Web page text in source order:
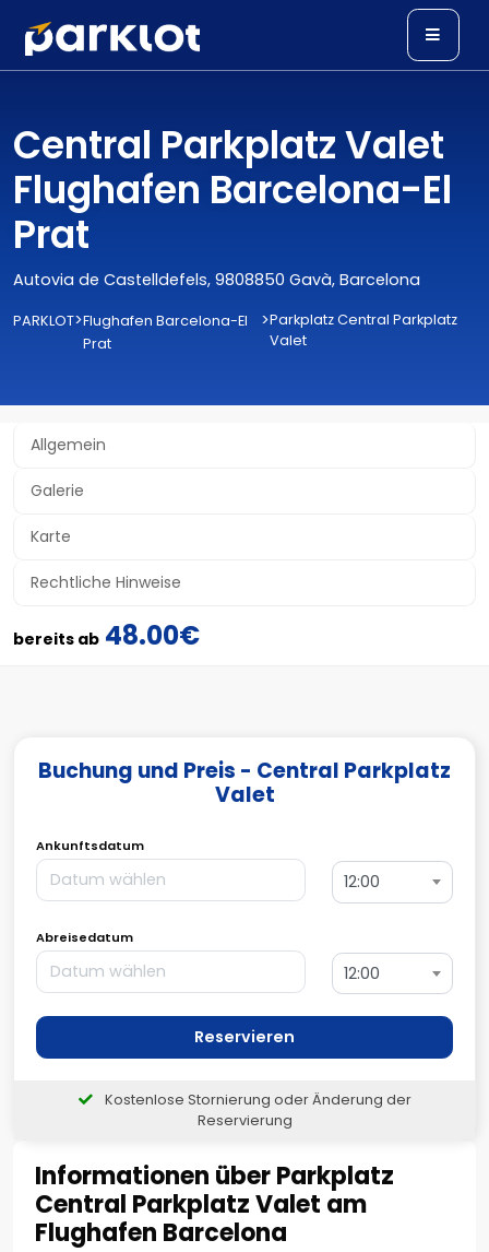
Central Parkplatz Valet
Flughafen Barcelona-El
Prat
Autovia de Castelldefels, 9808850 Gavà, Barcelona
PARKLOT>Flughafen Barcelona-El
Prat
>Parkplatz Central Parkplatz
Valet
Allgemein
Galerie
Karte
Rechtliche Hinweise
bereits ab 48.00€
Informationen über Parkplatz
Central Parkplatz Valet am
Flughafen Barcelona
Buchung und Preis - Central Parkplatz
Valet
Ankunftsdatum
12:00
Abreisedatum
12:00
Reservieren
Kostenlose Stornierung oder Änderung der
Reservierung